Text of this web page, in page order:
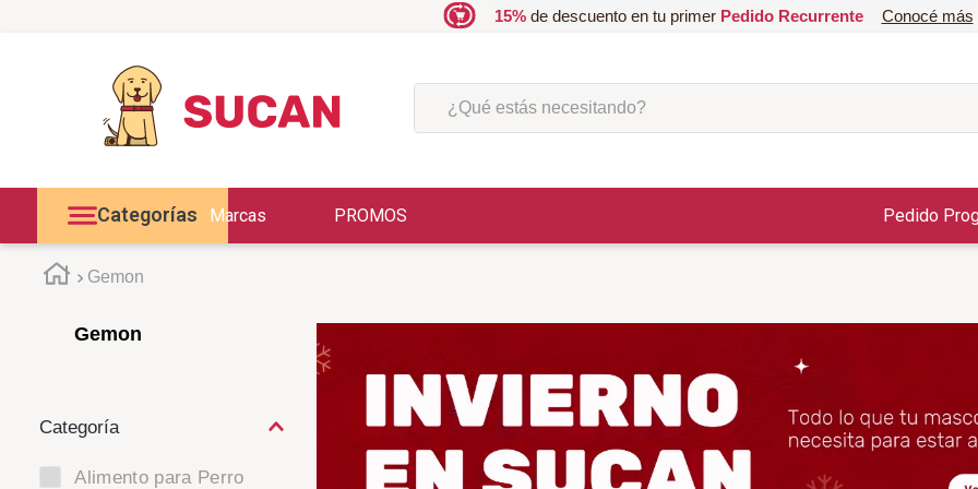
15%de descuento en tu primer Pedido Recurrente Conocé más
¿Qué estás necesitando?
Categorías Marcas PROMOS Pedido
Gemon
Gemon
Alimento para Perro